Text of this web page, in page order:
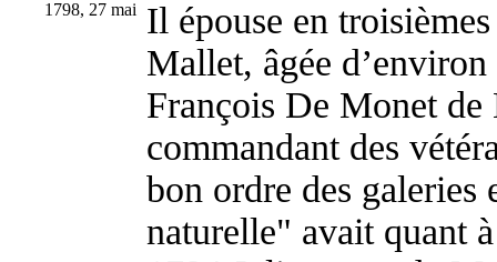
1798, 27 mai
Il épouse en
Mallet, âgée
François De Monet
commandant des
bon ordre des galeries
naturelle" avait quant